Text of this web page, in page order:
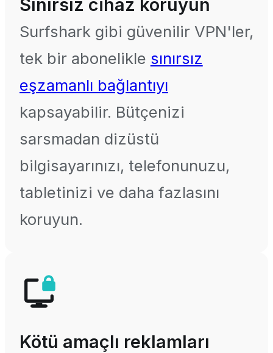
Sınırsız cihaz koruyun
Surfshark gibi güvenilir VPN'ler,
tek bir abonelikle sınırsız
eşzamanlı bağlantıyı
kapsayabilir. Bütçenizi
sarsmadan dizüstü
bilgisayarınızı, telefonunuzu,
tabletinizi ve daha fazlasını
koruyun.
Kötü amaçlı reklamları